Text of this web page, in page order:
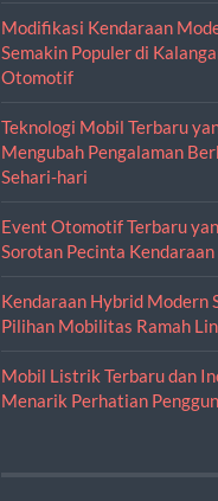
Modifikasi Kendaraan
Semakin Populer di
Otomotif
Teknologi Mobil Terbaru
Mengubah Pengalaman
Sehari-hari
Event Otomotif Terbaru
Sorotan Pecinta Kendaraan
Kendaraan Hybrid Modern
Pilihan Mobilitas Ramah
Mobil Listrik Terbaru dan
Menarik Perhatian